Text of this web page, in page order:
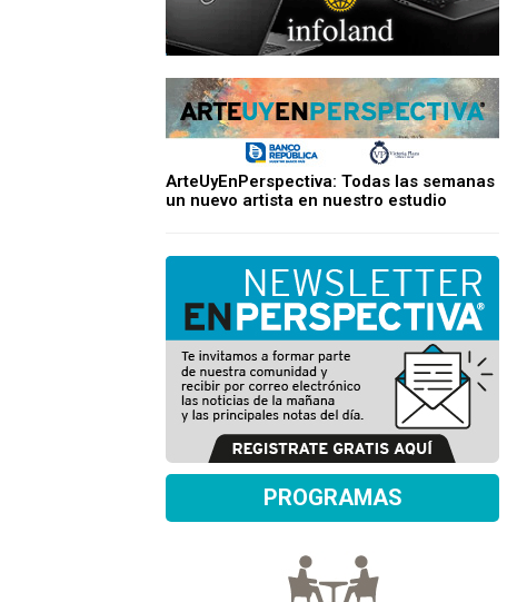
ArteUyEnPerspectiva: Todas las semanas
un nuevo artista en nuestro estudio
PROGRAMAS